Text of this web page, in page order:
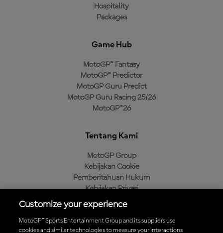
Hospitality
Packages
Game Hub
MotoGP™ Fantasy
MotoGP™ Predictor
MotoGP Guru Predict
MotoGP Guru Racing 25/26
MotoGP™26
Tentang Kami
MotoGP Group
Kebijakan Cookie
Pemberitahuan Hukum
Kebijakan Privasi
Kebijakan Pembelian
Customize your experience
MotoGP™ Sports Entertainment Group and its suppliers use
cookies and similar technologies to measure your interactions